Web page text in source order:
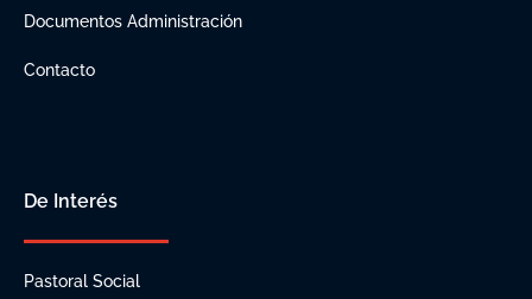
Documentos Administración
Contacto
De Interés
Pastoral Social